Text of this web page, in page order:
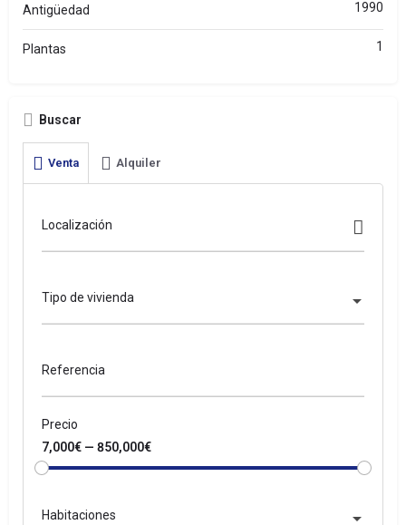
Antigüedad 1990
Plantas 1
Buscar
Venta Alquiler
Localización
Tipo de vivienda
Referencia
Precio
7,000€ — 850,000€
Habitaciones